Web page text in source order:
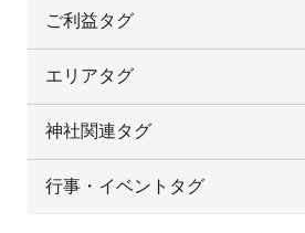
ご利益タグ
エリアタグ
神社関連タグ
行事・イベントタグ